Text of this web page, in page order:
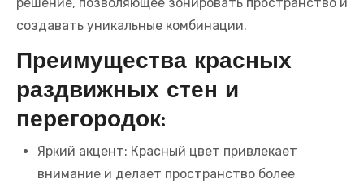
создавать уникальные комбинации.
Преимущества красных
раздвижных стен и
перегородок:
Яркий акцент: Красный цвет привлекает
внимание и делает пространство более